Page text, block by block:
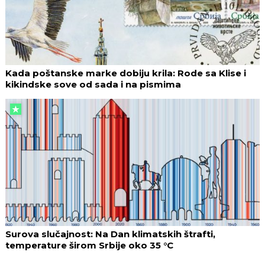
Kada poštanske marke dobiju krila: Rode sa Klise i
kikindske sove od sada i na pismima
Surova slučajnost: Na Dan klimatskih štrafti,
temperature širom Srbije oko 35 °C